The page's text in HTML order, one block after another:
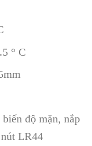
° C
độ mặn, nắp
LR44